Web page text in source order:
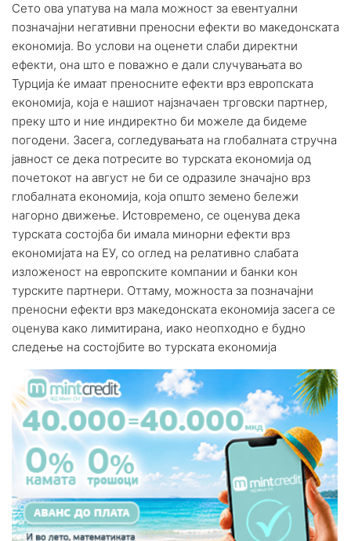
Сето ова упатува на мала можност за евентуални
позначајни негативни преносни ефекти во македонската
економија. Во услови на оценети слаби директни
ефекти, она што е поважно е дали случувањата во
Турција ќе имаат преносните ефекти врз европската
економија, која е нашиот најзначаен трговски партнер,
преку што и ние индиректно би можеле да бидеме
погодени. Засега, согледувањата на глобалната стручна
јавност се дека потресите во турската економија од
почетокот на август не би се одразиле значајно врз
глобалната економија, која општо земено бележи
нагорно движење. Истовремено, се оценува дека
турската состојба би имала минорни ефекти врз
економијата на ЕУ, со оглед на релативно слабата
изложеност на европските компании и банки кон
турските партнери. Оттаму, можноста за позначајни
преносни ефекти врз македонската економија засега се
оценува како лимитирана, иако неопходно е будно
следење на состојбите во турската економија